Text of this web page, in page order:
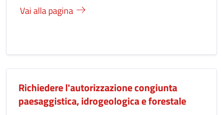
Vai alla pagina
Richiedere l'autorizzazione congiunta
paesaggistica, idrogeologica e forestale